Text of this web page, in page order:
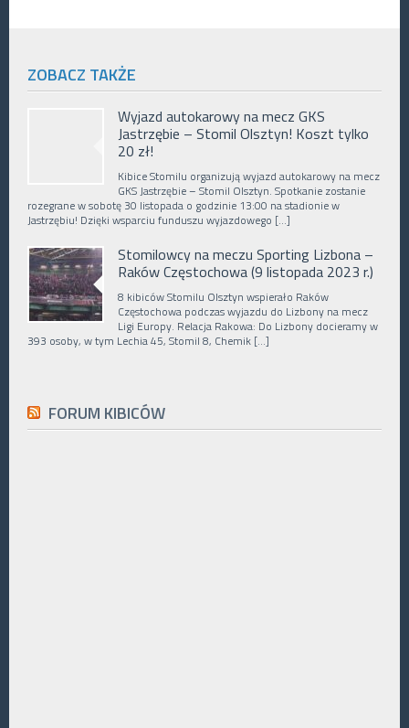
ZOBACZ TAKŻE
Wyjazd autokarowy na mecz GKS
Jastrzębie – Stomil Olsztyn! Koszt tylko
20 zł!
Kibice Stomilu organizują wyjazd autokarowy na mecz
GKS Jastrzębie – Stomil Olsztyn. Spotkanie zostanie
rozegrane w sobotę 30 listopada o godzinie 13:00 na stadionie w
Jastrzębiu! Dzięki wsparciu funduszu wyjazdowego […]
Stomilowcy na meczu Sporting Lizbona –
Raków Częstochowa (9 listopada 2023 r.)
8 kibiców Stomilu Olsztyn wspierało Raków
Częstochowa podczas wyjazdu do Lizbony na mecz
Ligi Europy. Relacja Rakowa: Do Lizbony docieramy w
393 osoby, w tym Lechia 45, Stomil 8, Chemik […]
FORUM KIBICÓW